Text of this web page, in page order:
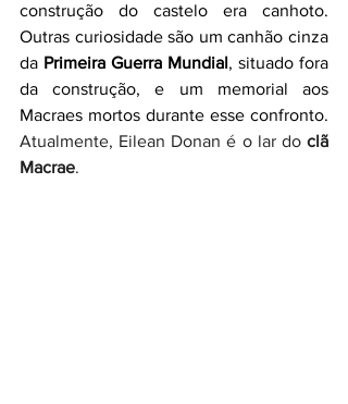
construção do castelo era canhoto.
Outras curiosidade são um canhão cinza
da Primeira Guerra Mundial, situado fora
da construção, e um memorial aos
Atualmente, Eilean Donan é o lar do clã
Macrae.